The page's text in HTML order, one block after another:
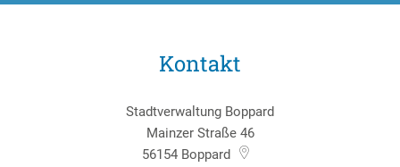
Kontakt
Stadtverwaltung Boppard
Mainzer Straße 46
56154 Boppard